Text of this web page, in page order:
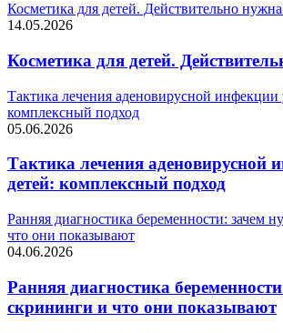
Косметика для детей. Действительно
14.05.2026
Косметика для детей.
Тактика лечения аденовирусной инфекции
комплексный подход
05.06.2026
Тактика лечения аденовирусной
детей: комплексный подход
Ранняя диагностика беременности: зачем
что они показывают
04.06.2026
Ранняя диагностика
скрининги и что они показывают